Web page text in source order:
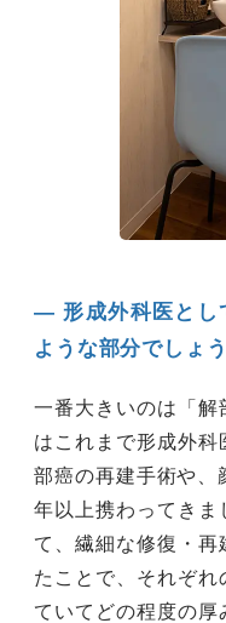
― 形成外科医とし
ような部分でしょう
一番大きいのは「解
はこれまで形成外
部癌の再建手術や、
年以上携わってきま
て、繊細な修復・再
たことで、それぞ
ていてどの程度の厚